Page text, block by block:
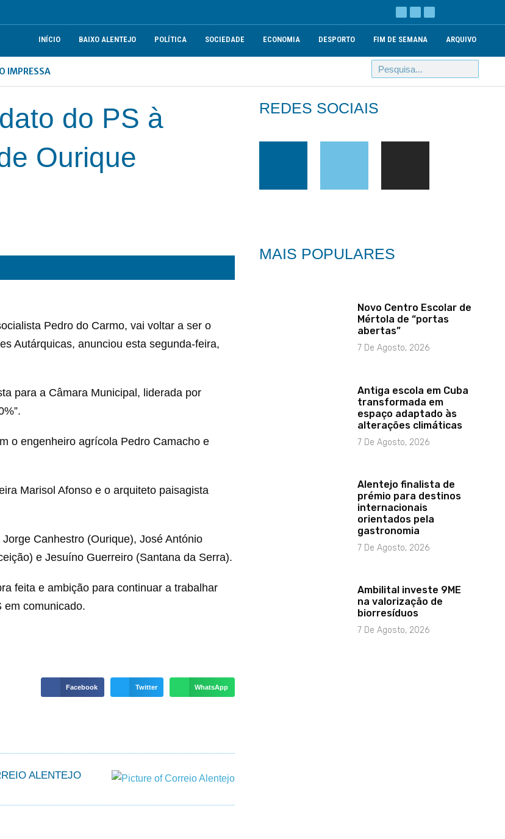
INÍCIO BAIXO ALENTEJO POLÍTICA SOCIEDADE ECONOMIA DESPORTO FIM DE SEMANA ARQUIVO
IMPRESSA
do PS à
Ourique
Pedro do Carmo, vai voltar a ser o
Autárquicas, anunciou esta segunda-feira,
para a Câmara Municipal, liderada por
o engenheiro agrícola Pedro Camacho e
Marisol Afonso e o arquiteto paisagista
Canhestro (Ourique), José António
e Jesuíno Guerreiro (Santana da Serra).
feita e ambição para continuar a trabalhar
em comunicado.
Facebook Twitter WhatsApp
ALENTEJO
REDES SOCIAIS
MAIS POPULARES
Novo Centro Escolar de
Mértola de “portas
abertas”
7 De Agosto, 2026
Antiga escola em Cuba
transformada em
espaço adaptado às
alterações climáticas
7 De Agosto, 2026
Alentejo finalista de
prémio para destinos
internacionais
orientados pela
gastronomia
7 De Agosto, 2026
Ambilital investe 9ME
na valorização de
biorresíduos
7 De Agosto, 2026